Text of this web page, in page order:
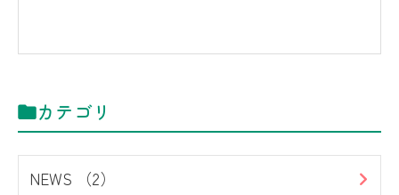
カテゴリ
NEWS （2）